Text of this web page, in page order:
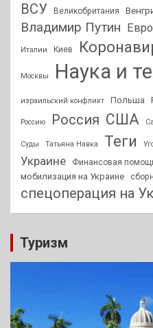
ВСУ Великобритания
Владимир Путин
Италии Киев
Москвы Наука и
израильский конфликт Польша
Россию Россия США
Суды Татьяна Навка Теги
Украине Финансовая
мобилизация на Украине
спецоперация на
Туризм